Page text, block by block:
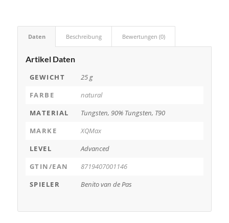
Daten Beschreibung Bewertungen (0)
Artikel Daten
GEWICHT
25 g
FARBE
natural
MATERIAL
Tungsten, 90% Tungsten, T90
MARKE
XQMax
LEVEL
Advanced
GTIN/EAN
8719407001146
SPIELER
Benito van de Pas